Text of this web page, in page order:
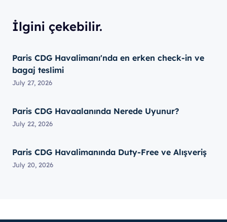
İlgini çekebilir.
Paris CDG Havalimanı'nda en erken check-in ve
bagaj teslimi
July 27, 2026
Paris CDG Havaalanında Nerede Uyunur?
July 22, 2026
Paris CDG Havalimanında Duty-Free ve Alışveriş
July 20, 2026